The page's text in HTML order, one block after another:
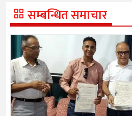
सम्बन्धित समाचार